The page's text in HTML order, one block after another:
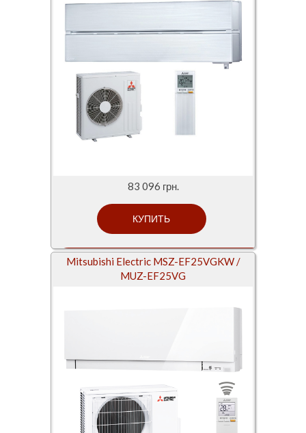
83 096 грн.
Mitsubishi Electric MSZ-EF25VGKW /
MUZ-EF25VG